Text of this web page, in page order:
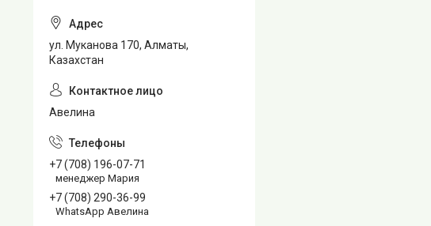
ул. Муканова 170, Алматы,
Казахстан
Авелина
+7 (708) 196-07-71
менеджер Мария
+7 (708) 290-36-99
WhatsApp Авелина